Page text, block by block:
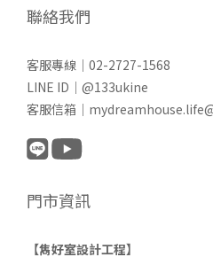
聯絡我們
客服專線｜02-2727-1568
LINE ID｜@133ukine
客服信箱｜
門市資訊
【雋好室設計工程】